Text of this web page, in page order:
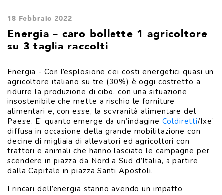
18 Febbraio 2022
Energia – caro bollette 1 agricoltore
su 3 taglia raccolti
Energia - Con l’esplosione dei costi energetici quasi un
agricoltore italiano su tre (30%) è oggi costretto a
ridurre la produzione di cibo, con una situazione
insostenibile che mette a rischio le forniture
alimentari e, con esse, la sovranità alimentare del
Paese. E’ quanto emerge da un’indagineColdiretti/Ixe’
diffusa in occasione della grande mobilitazione con
decine di migliaia di allevatori ed agricoltori con
trattori e animali che hanno lasciato le campagne per
scendere in piazza da Nord a Sud d’Italia, a partire
dalla Capitale in piazza Santi Apostoli.
I rincari dell’energia stanno avendo un impatto